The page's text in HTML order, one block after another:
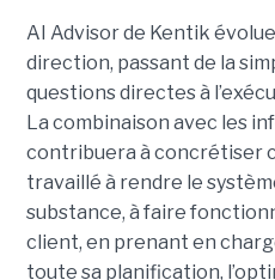
AI Advisor de Kentik
direction, passant de la
questions directes à
La combinaison avec les
contribuera à concrétiser
travaillé à rendre le
substance, à faire
client, en prenant en
toute sa planification,